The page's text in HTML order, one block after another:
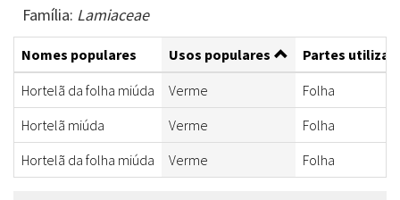
Família: Lamiaceae
Nomes populares Usos populares
Partes
Hortelã da folha miúda
Verme
Folha
Hortelã miúda
Verme
Folha
Hortelã da folha miúda
Verme Folha